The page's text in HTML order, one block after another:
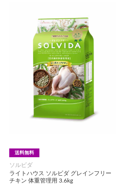
送料無料
ソルビダ
ライトハウス ソルビダ グレインフリー
チキン 体重管理用 3.6kg